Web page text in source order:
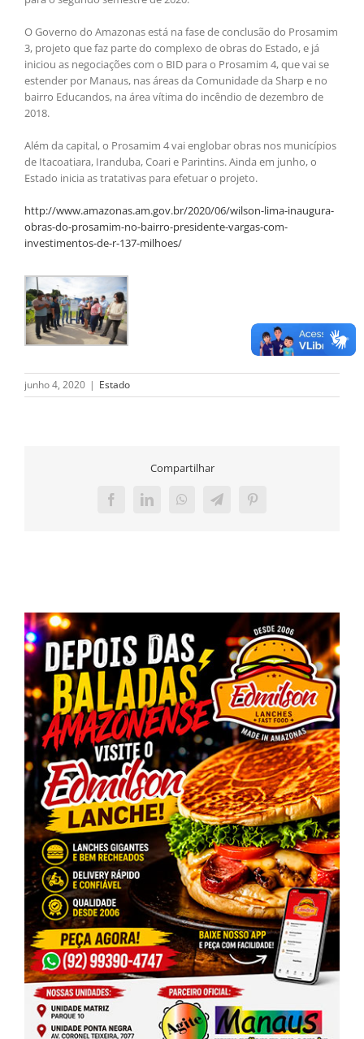
O Governo do Amazonas está na fase de conclusão do Prosamim
3, projeto que faz parte do complexo de obras do Estado, e já
iniciou as negociações com o BID para o Prosamim 4, que vai se
estender por Manaus, nas áreas da Comunidade da Sharp e no
bairro Educandos, na área vítima do incêndio de dezembro de
2018.
Além da capital, o Prosamim 4 vai englobar obras nos municípios
de Itacoatiara, Iranduba, Coari e Parintins. Ainda em junho, o
Estado inicia as tratativas para efetuar o projeto.
http://www.amazonas.am.gov.br/2020/06/wilson-lima-inaugura-
obras-do-prosamim-no-bairro-presidente-vargas-com-
investimentos-de-r-137-milhoes/
junho 4, 2020 | Estado
Compartilhar
FacebookLinkedInWhatsAppTelegramPinterest